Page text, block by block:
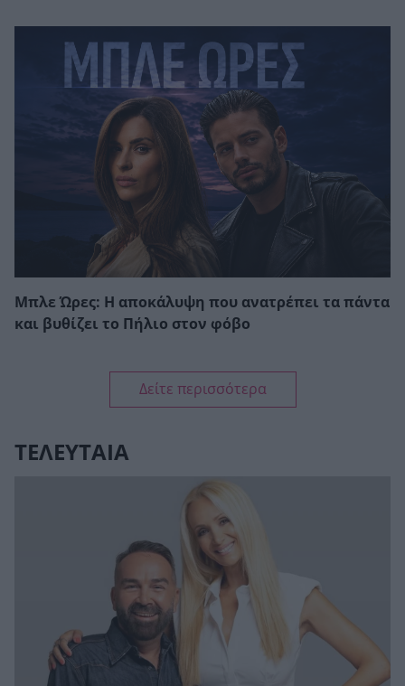
Μπλε Ώρες: Η αποκάλυψη που ανατρέπει τα πάντα
και βυθίζει το Πήλιο στον φόβο
Δείτε περισσότερα
ΤΕΛΕΥΤΑΙΑ